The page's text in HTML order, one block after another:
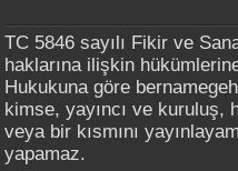
TC 5846 sayılı Fikir ve
haklarına ilişkin
Hukukuna göre
kimse, yayıncı ve kuruluş,
veya bir kısmını
yapamaz.